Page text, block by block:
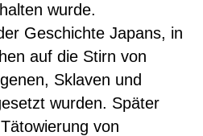
wurde.
Geschichte Japans, in
auf die Stirn von
Sklaven und
wurden. Später
von